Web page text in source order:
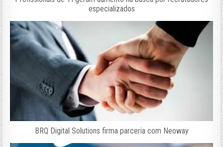
especializados
BRQ Digital Solutions firma parceria com Neoway